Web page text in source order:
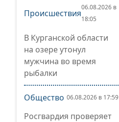
Происшествия
06.08.2026 в
18:05
В Курганской области
на озере утонул
мужчина во время
рыбалки
Общество 06.08.2026 в 17:59
Росгвардия проверяет